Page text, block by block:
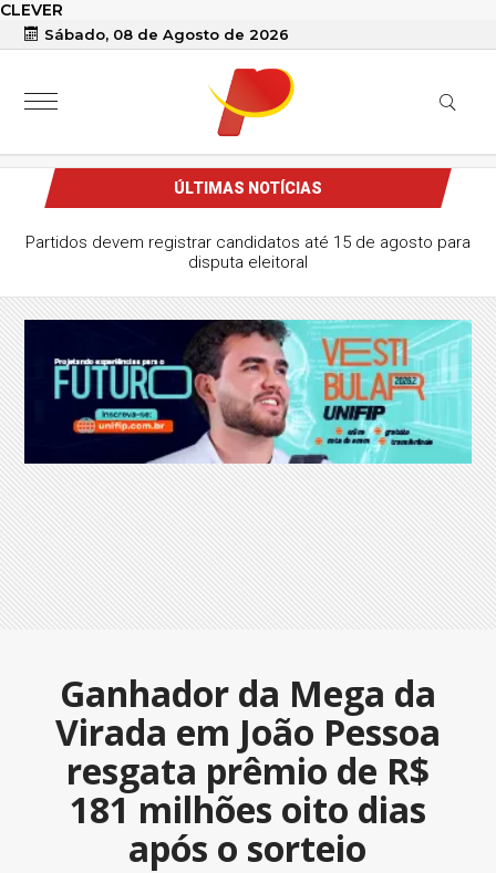
CLEVER
Sábado, 08 de Agosto de 2026
ÚLTIMAS NOTÍCIAS
Partidos devem registrar candidatos até 15 de agosto para
disputa eleitoral
Ganhador da Mega da
Virada em João Pessoa
resgata prêmio de R$
181 milhões oito dias
após o sorteio